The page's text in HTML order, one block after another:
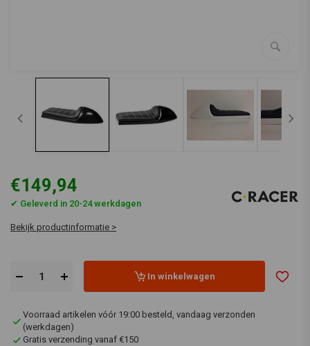
€149,94
✔ Geleverd in 20-24 werkdagen
Bekijk productinformatie >
In winkelwagen
Voorraad artikelen vóór 19:00 besteld, vandaag verzonden
(werkdagen)
Gratis verzending vanaf €150